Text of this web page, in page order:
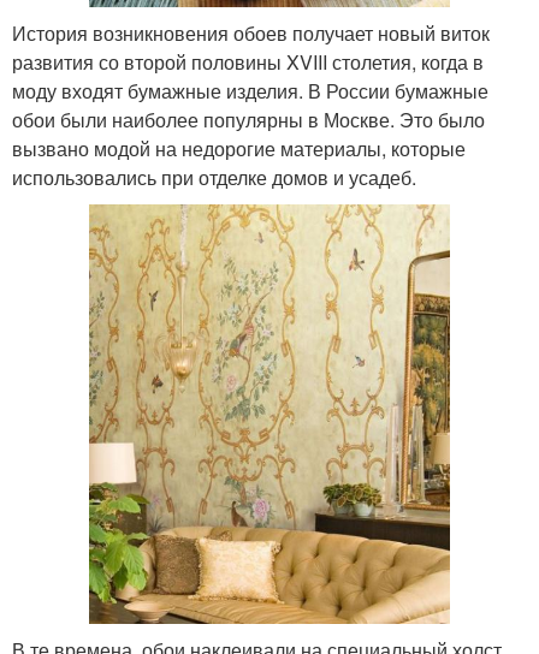
История возникновения обоев получает новый виток
развития со второй половины XVIII столетия, когда в
моду входят бумажные изделия. В России бумажные
обои были наиболее популярны в Москве. Это было
вызвано модой на недорогие материалы, которые
использовались при отделке домов и усадеб.